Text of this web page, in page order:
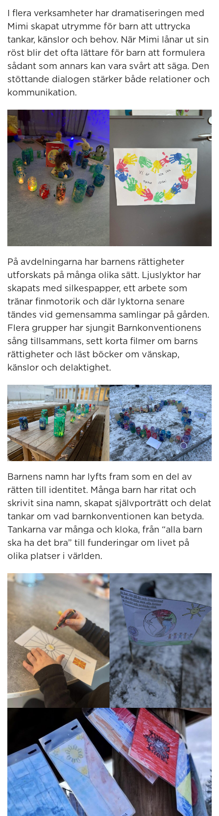
I flera verksamheter har dramatiseringen med
Mimi skapat utrymme för barn att uttrycka
tankar, känslor och behov. När Mimi lånar ut sin
röst blir det ofta lättare för barn att formulera
sådant som annars kan vara svårt att säga. Den
stöttande dialogen stärker både relationer och
kommunikation.
På avdelningarna har barnens rättigheter
utforskats på många olika sätt. Ljuslyktor har
skapats med silkespapper, ett arbete som
tränar finmotorik och där lyktorna senare
tändes vid gemensamma samlingar på gården.
Flera grupper har sjungit Barnkonventionens
sång tillsammans, sett korta filmer om barns
rättigheter och läst böcker om vänskap,
känslor och delaktighet.
Barnens namn har lyfts fram som en del av
rätten till identitet. Många barn har ritat och
skrivit sina namn, skapat självporträtt och delat
tankar om vad barnkonventionen kan betyda.
Tankarna var många och kloka, från “alla barn
ska ha det bra” till funderingar om livet på
olika platser i världen.